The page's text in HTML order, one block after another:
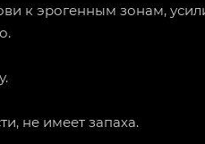
к эрогенным зонам,
не имеет запаха.